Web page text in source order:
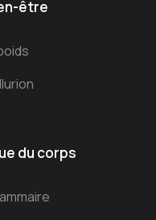
être
du corps